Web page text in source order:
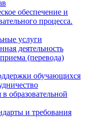
обеспечение и
процесса.
услуги
деятельность
(перевода)
обучающихся
образовательной
и требования